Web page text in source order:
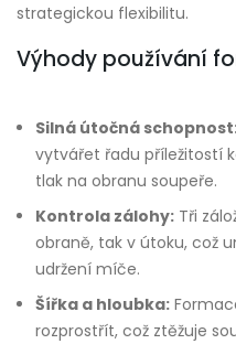
strategickou flexibilitu.
Výhody používání
Silná útočná
vytvářet řadu příležitostí
tlak na obranu soupeře.
Kontrola zálohy: Tři
obraně, tak v útoku, což
udržení míče.
Šířka a hloubka:
rozprostřít, což ztěžuje